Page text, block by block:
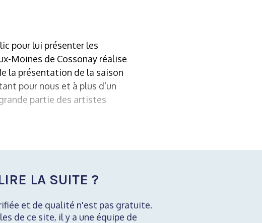
pour lui présenter les
Moines de Cossonay réalise
la présentation de la saison
pour nous et à plus d’un
partie des artistes
LA SUITE ?
et de qualité n'est pas gratuite.
de ce site, il y a une équipe de